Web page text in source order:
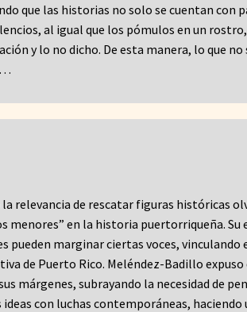
que las historias no solo se cuentan con
al igual que los pómulos en un
y lo no dicho. De esta manera, lo que
relevancia de rescatar figuras históricas
menores” en la historia puertorriqueña. Su
marginar ciertas voces, vinculando
de Puerto Rico. Meléndez-Badillo
márgenes, subrayando la necesidad de
con luchas contemporáneas, haciendo